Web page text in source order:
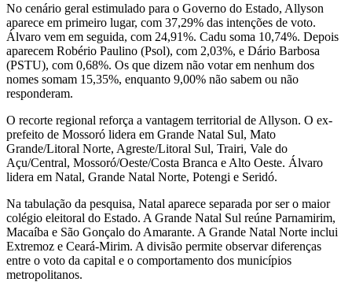
No cenário geral estimulado para o Governo do Estado, Allyson
aparece em primeiro lugar, com 37,29% das intenções de voto.
Álvaro vem em seguida, com 24,91%. Cadu soma 10,74%. Depois
aparecem Robério Paulino (Psol), com 2,03%, e Dário Barbosa
(PSTU), com 0,68%. Os que dizem não votar em nenhum dos
nomes somam 15,35%, enquanto 9,00% não sabem ou não
responderam.
O recorte regional reforça a vantagem territorial de Allyson. O ex-
prefeito de Mossoró lidera em Grande Natal Sul, Mato
Grande/Litoral Norte, Agreste/Litoral Sul, Trairi, Vale do
Açu/Central, Mossoró/Oeste/Costa Branca e Alto Oeste. Álvaro
lidera em Natal, Grande Natal Norte, Potengi e Seridó.
Na tabulação da pesquisa, Natal aparece separada por ser o maior
colégio eleitoral do Estado. A Grande Natal Sul reúne Parnamirim,
Macaíba e São Gonçalo do Amarante. A Grande Natal Norte inclui
Extremoz e Ceará-Mirim. A divisão permite observar diferenças
entre o voto da capital e o comportamento dos municípios
metropolitanos.